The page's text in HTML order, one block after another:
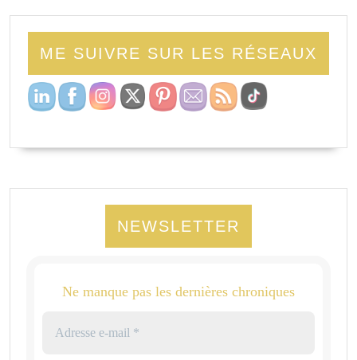
ME SUIVRE SUR LES RÉSEAUX
NEWSLETTER
Ne manque pas les dernières chroniques